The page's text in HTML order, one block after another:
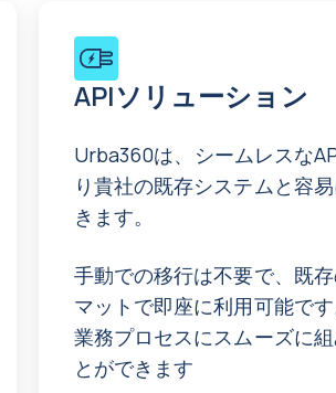
APIソリューション
Urba360は、シームレスな
り貴社の既存システムと容
きます。
手動での移行は不要で、既
マットで即座に利用可能で
業務プロセスにスムーズに
とができます